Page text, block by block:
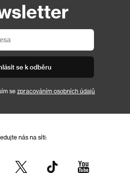
se k odběru
se zpracováním osobních údajů
nás na síti: